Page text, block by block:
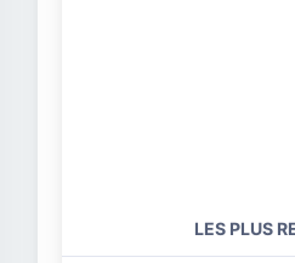
LES PLUS